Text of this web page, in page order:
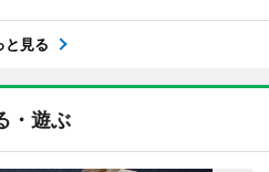
と見る
・遊ぶ